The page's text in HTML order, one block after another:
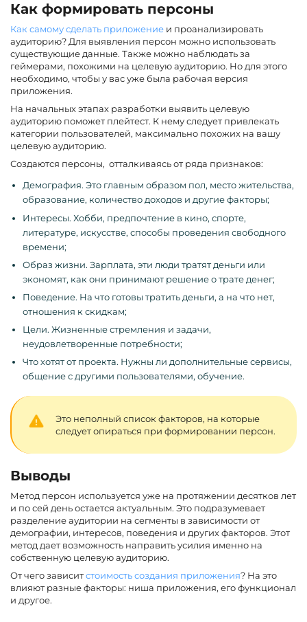
Как формировать персоны
Как самому сделать приложение и проанализировать
аудиторию? Для выявления персон можно использовать
существующие данные. Также можно наблюдать за
геймерами, похожими на целевую аудиторию. Но для этого
необходимо, чтобы у вас уже была рабочая версия
приложения.
На начальных этапах разработки выявить целевую
аудиторию поможет плейтест. К нему следует привлекать
категории пользователей, максимально похожих на вашу
целевую аудиторию.
Создаются персоны, отталкиваясь от ряда признаков:
Демография. Это главным образом пол, место жительства,
образование, количество доходов и другие факторы;
Интересы. Хобби, предпочтение в кино, спорте,
литературе, искусстве, способы проведения свободного
времени;
Образ жизни. Зарплата, эти люди тратят деньги или
экономят, как они принимают решение о трате денег;
Поведение. На что готовы тратить деньги, а на что нет,
отношения к скидкам;
Цели. Жизненные стремления и задачи,
неудовлетворенные потребности;
Что хотят от проекта. Нужны ли дополнительные сервисы,
общение с другими пользователями, обучение.
Это неполный список факторов, на которые
следует опираться при формировании персон.
Выводы
Метод персон используется уже на протяжении десятков лет
и по сей день остается актуальным. Это подразумевает
разделение аудитории на сегменты в зависимости от
демографии, интересов, поведения и других факторов. Этот
метод дает возможность направить усилия именно на
собственную целевую аудиторию.
От чего зависитстоимость создания приложения? На это
влияют разные факторы: ниша приложения, его функционал
и другое.